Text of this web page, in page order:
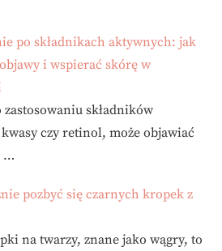
po składnikach aktywnych: jak
i wspierać skórę w
składników
czy retinol, może objawiać
…
pozbyć się czarnych kropek z
na twarzy, znane jako wągry, to